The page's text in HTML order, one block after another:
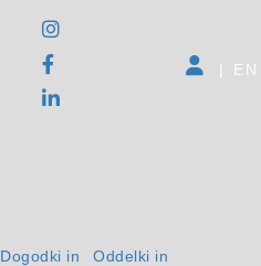
Dogodki in
Oddelki in
| EN